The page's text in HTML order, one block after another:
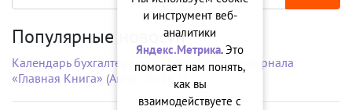
Популярные новости
Календарь бухгалтера на рабочий стол от журнала
«Главная Книга» (Август 2026 г.)
и инструмент веб-
аналитики
Яндекс.Метрика. Это
помогает нам понять,
как вы
взаимодействуете с